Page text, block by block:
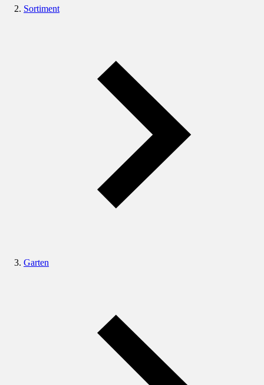
Sortiment
Garten